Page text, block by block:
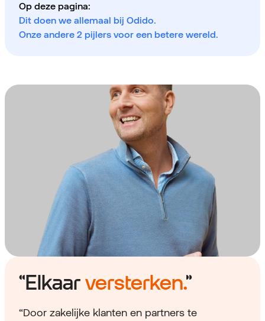
Op deze pagina:
Dit doen we allemaal bij Odido.
Onze andere 2 pijlers voor een betere wereld.
“Elkaarversterken.”
“Door zakelijke klanten en partners te